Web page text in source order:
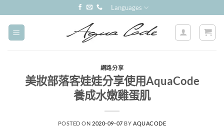
to
content
Languages
網路分享
美妝部落客娃娃分享使用AquaCode
養成水嫩雞蛋肌
POSTED ON 2020-09-07 BY AQUACODE